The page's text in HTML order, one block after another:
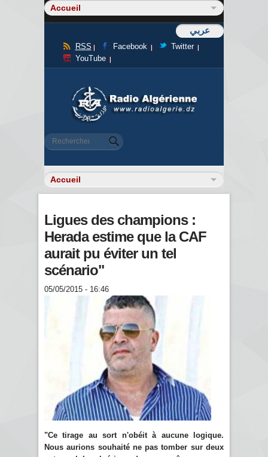
عربي
RSS Facebook
Twitter
YouTube
Formulaire de recherche
Rechercher
Ligues des champions :
Herada estime que la CAF
aurait pu éviter un tel
scénario"
05/05/2015 - 16:46
"Ce tirage au sort n'obéit à aucune logique.
Nous aurions souhaité ne pas tomber sur deux